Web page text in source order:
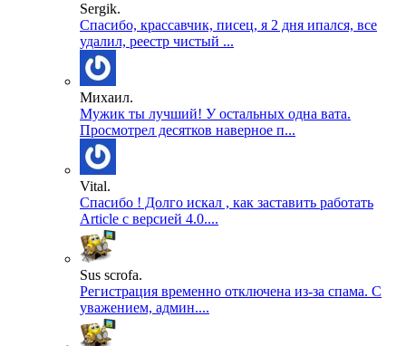
Sergik.
Спасибо, крассавчик, писец, я 2 дня ипался, все
удалил, реестр чистый ...
Михаил.
Мужик ты лучший! У остальных одна вата.
Просмотрел десятков наверное п...
Vital.
Спасибо ! Долго искал , как заставить работать
Article с версией 4.0....
Sus scrofa.
Регистрация временно отключена из-за спама. С
уважением, админ....